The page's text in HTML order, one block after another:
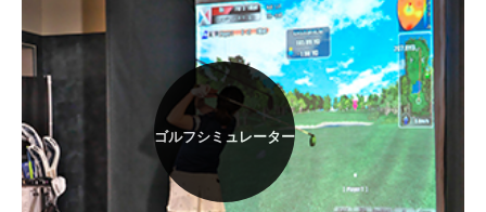
ゴルフシミュレーター